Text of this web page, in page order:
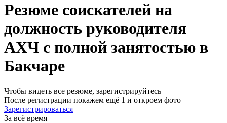
Резюме соискателей на
должность руководителя
АХЧ с полной занятостью в
Бакчаре
Чтобы видеть все резюме, зарегистрируйтесь
После регистрации покажем ещё 1 и откроем фото
Зарегистрироваться
За всё время